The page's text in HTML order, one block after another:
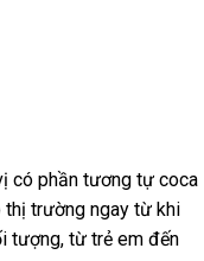
có phần tương tự coca
thị trường ngay từ khi
tượng, từ trẻ em đến